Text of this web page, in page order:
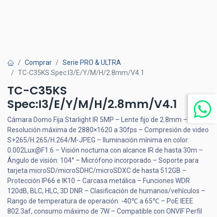
Comprar
Serie PRO & ULTRA
TC-C35KS Spec:I3/E/Y/M/H/2.8mm/V4.1
TC-C35KS
Spec:I3/E/Y/M/H/2.8mm/V4.1
Cámara Domo Fija Starlight IR 5MP – Lente fijo de 2.8mm –
Resolución máxima de 2880×1620 a 30fps – Compresión de video
S+265/H.265/H.264/M-JPEG – Iluminación mínima en color:
0.002Lux@F1.6 – Visión nocturna con alcance IR de hasta 30m –
Ángulo de visión: 104° – Micrófono incorporado – Soporte para
tarjeta microSD/microSDHC/microSDXC de hasta 512GB –
Protección IP66 e IK10 – Carcasa metálica – Funciones WDR
120dB, BLC, HLC, 3D DNR – Clasificación de humanos/vehículos –
Rango de temperatura de operación: -40℃ a 65℃ – PoE IEEE
802.3af, consumo máximo de 7W – Compatible con ONVIF Perfil